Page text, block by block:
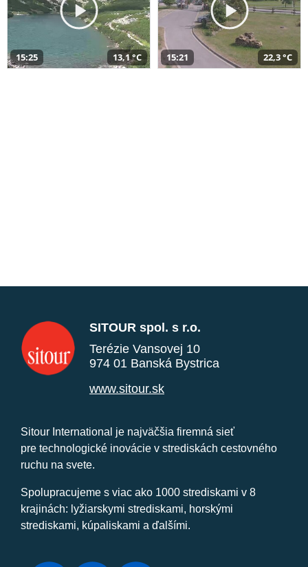
15:25 13,1 °C 15:21 22,3 °C
SITOUR spol. s r.o.
Terézie Vansovej 10
974 01 Banská Bystrica
www.sitour.sk
Sitour International je najväčšia firemná sieť
pre technologické inovácie v strediskách cestovného
ruchu na svete.
Spolupracujeme s viac ako 1000 strediskami v 8
krajinách: lyžiarskymi strediskami, horskými
strediskami, kúpaliskami a ďalšími.